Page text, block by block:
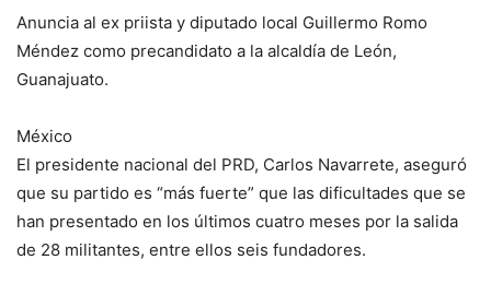
Anuncia al ex priista y diputado local Guillermo Romo
Méndez como precandidato a la alcaldía de León,
Guanajuato.
México
El presidente nacional del PRD, Carlos Navarrete, aseguró
que su partido es “más fuerte” que las dificultades que se
han presentado en los últimos cuatro meses por la salida
de 28 militantes, entre ellos seis fundadores.